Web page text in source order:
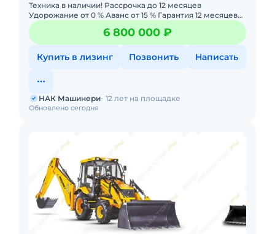
Техника в наличии! Рассрочка до 12 месяцев
Удорожание от 0 % Аванс от 15 % Гарантия 12 месяцев
или 2000 моточасов. Лизинг с авансом 0% —
минимальный пакет6 800 000 ₽
Купить в лизинг Позвонить Написать
Обновлено сегодня
НАК Машинери 12 лет на площадке